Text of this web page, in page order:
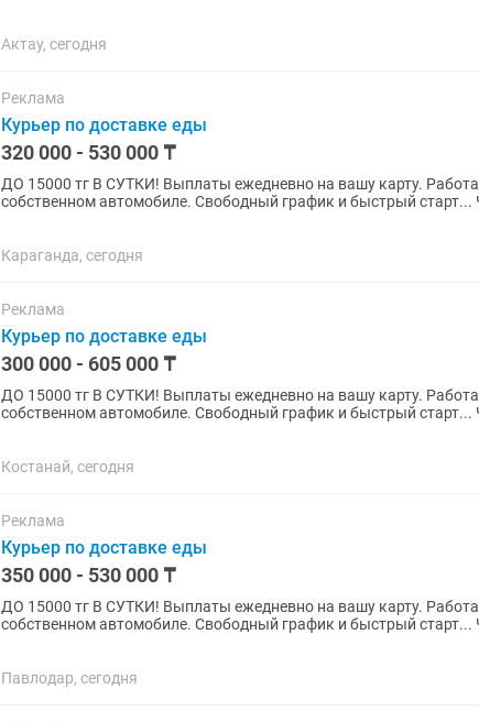
Актау, сегодня
Реклама
Курьер по доставке еды
320 000 - 530 000 ₸
ДО 15000 тг В СУТКИ! Выплаты ежедневно на вашу карту.
собственном автомобиле. Свободный график и быстрый старт...
Караганда, сегодня
Реклама
Курьер по доставке еды
300 000 - 605 000 ₸
ДО 15000 тг В СУТКИ! Выплаты ежедневно на вашу карту.
собственном автомобиле. Свободный график и быстрый старт...
Костанай, сегодня
Реклама
Курьер по доставке еды
350 000 - 530 000 ₸
ДО 15000 тг В СУТКИ! Выплаты ежедневно на вашу карту.
собственном автомобиле. Свободный график и быстрый старт...
Павлодар, сегодня